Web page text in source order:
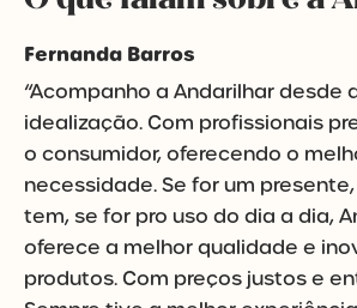
Fernanda Barros
“Acompanho a Andarilhar desde
idealização. Com profissionais
o consumidor, oferecendo o
necessidade. Se for um
tem, se for pro uso do dia a dia,
oferece a melhor qualidade e
produtos. Com preços justos e